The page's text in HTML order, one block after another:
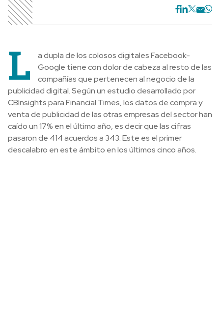
L
a dupla de los colosos digitales Facebook-
Google tiene con dolor de cabeza al resto de las
compañías que pertenecen al negocio de la
publicidad digital. Según un estudio desarrollado por
CBInsights para Financial Times, los datos de compra y
venta de publicidad de las otras empresas del sector han
caído un 17% en el último año, es decir que las cifras
pasaron de 414 acuerdos a 343. Este es el primer
descalabro en este ámbito en los últimos cinco años.